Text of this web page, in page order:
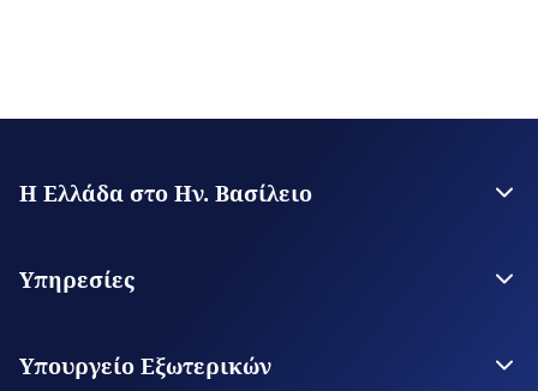
Η Ελλάδα στο Ην. Βασίλειο
Γενικό Προξενείο Μάντσεστερ
Υπηρεσίες
Υπηρεσίες για τον πολίτη
Υπουργείο Εξωτερικών